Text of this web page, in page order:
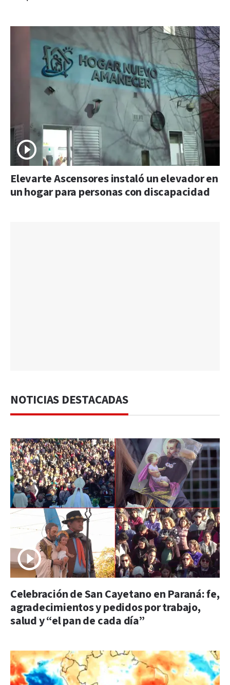
Elevarte Ascensores instaló un elevador en
un hogar para personas con discapacidad
NOTICIAS DESTACADAS
Celebración de San Cayetano en Paraná: fe,
agradecimientos y pedidos por trabajo,
salud y “el pan de cada día”